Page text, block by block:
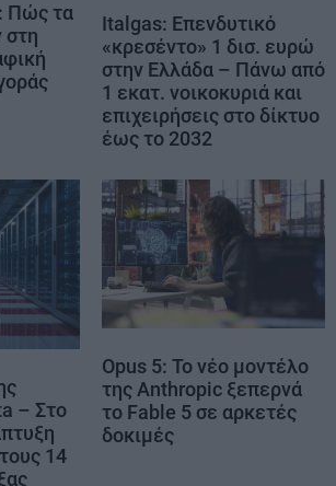
Πώς τα
στη
Italgas: Επενδυτικό
«κρεσέντο» 1 δισ. ευρώ
στην Ελλάδα – Πάνω από
1 εκατ. νοικοκυριά και
επιχειρήσεις στο δίκτυο
έως το 2032
– Στο
14
Opus 5: Το νέο μοντέλο
της Anthropic ξεπερνά
το Fable 5 σε αρκετές
δοκιμές